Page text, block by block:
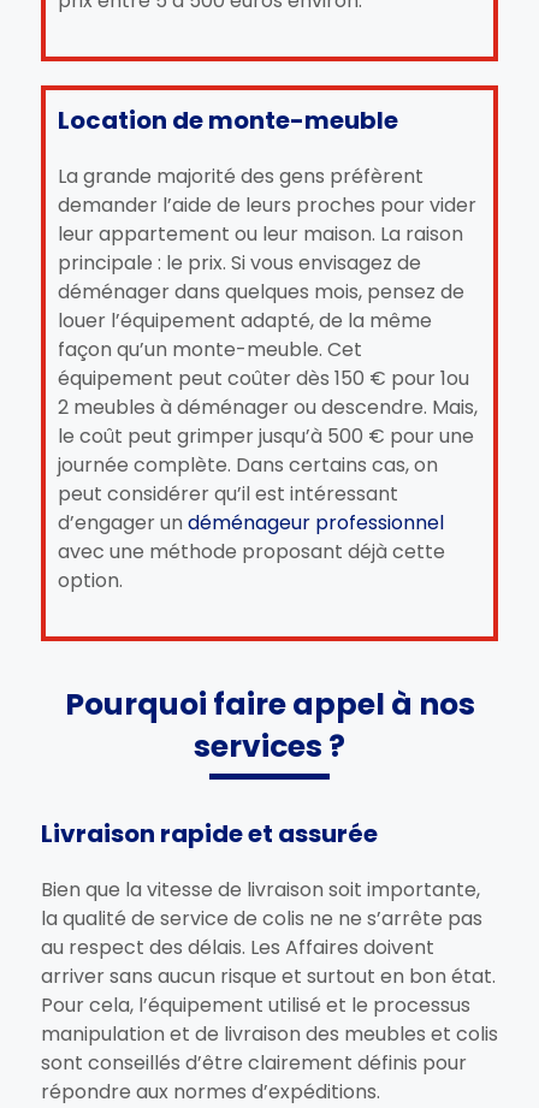
Location de monte-meuble
La grande majorité des gens préfèrent
demander l’aide de leurs proches pour vider
leur appartement ou leur maison. La raison
principale : le prix. Si vous envisagez de
déménager dans quelques mois, pensez de
louer l’équipement adapté, de la même
façon qu’un monte-meuble. Cet
équipement peut coûter dès 150 € pour 1ou
2 meubles à déménager ou descendre. Mais,
le coût peut grimper jusqu’à 500 € pour une
journée complète. Dans certains cas, on
peut considérer qu’il est intéressant
d’engager un déménageur professionnel
avec une méthode proposant déjà cette
option.
Pourquoi faire appel à nos
services ?
Livraison rapide et assurée
Bien que la vitesse de livraison soit importante,
la qualité de service de colis ne ne s’arrête pas
au respect des délais. Les Affaires doivent
arriver sans aucun risque et surtout en bon état.
Pour cela, l’équipement utilisé et le processus
manipulation et de livraison des meubles et colis
sont conseillés d’être clairement définis pour
répondre aux normes d’expéditions.